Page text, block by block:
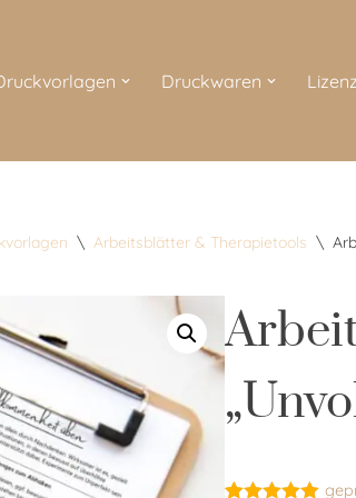
Druckwaren
\ Arbeitsblätter & Therapietools \